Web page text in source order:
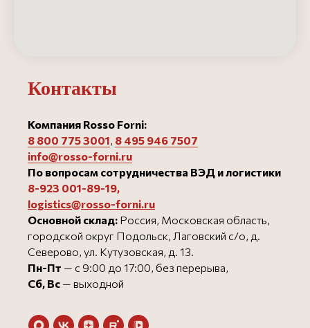
Контакты
Компания Rosso Forni:
8 800 775 3001, 8 495 946 7507
info@rosso-forni.ru
По вопросам сотрудничества ВЭД и логистики
8-923 001-89-19,
logistics@rosso-forni.ru
Основной склад: Россия, Московская область,
городской округ Подольск, Лаговский с/о, д.
Северово, ул. Кутузовская, д. 13.
Пн-Пт — с 9:00 до 17:00, без перерыва,
Сб, Вс — выходной